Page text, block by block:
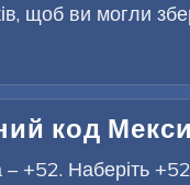
щоб ви могли
код
Наберіть